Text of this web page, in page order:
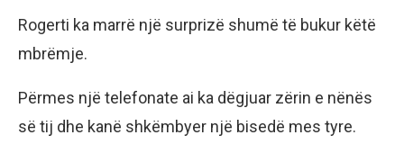
Rogerti ka marrë një surprizë shumë të bukur këtë
mbrëmje.
Përmes një telefonate ai ka dëgjuar zërin e nënës
së tij dhe kanë shkëmbyer një bisedë mes tyre.